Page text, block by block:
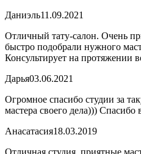
Даниэль11.09.2021
Отличный тату-салон. Очень
быстро подобрали нужного
Консультирует на протяжении
Дарья03.06.2021
Огромное спасибо студии за
мастера своего дела)))
Анасатасия18.03.2019
Отличная студия, приятные